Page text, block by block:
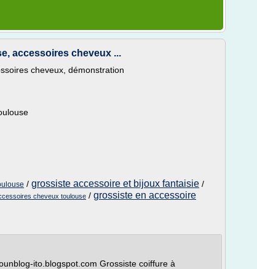
accessoires cheveux ...
cheveux, démonstration
/ grossiste accessoire et bijoux fantaisie /
cheveux toulouse / grossiste en accessoire
ito.blogspot.com Grossiste coiffure à